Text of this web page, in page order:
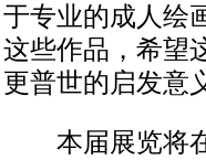
于专业的成人绘
这些作品，希望
更普世的启发
本届展览将在